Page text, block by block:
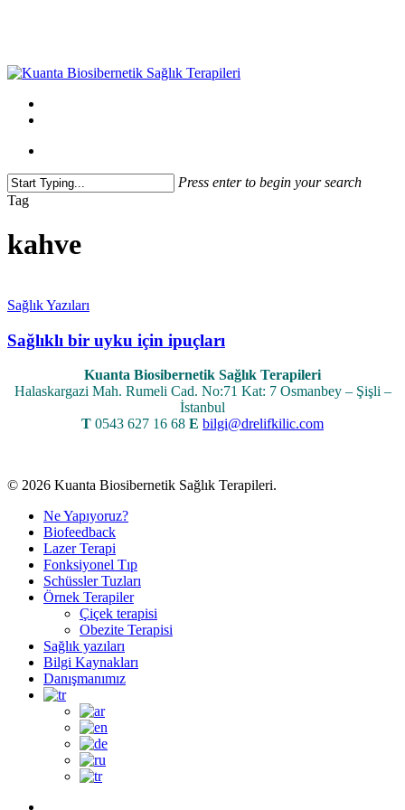
content
Menu
Press enter to begin your search
Close
Tag
kahve
Sağlık Yazıları
Sağlıklı bir uyku için ipuçları
Kuanta Biosibernetik Sağlık Terapileri
Halaskargazi Mah. Rumeli Cad. No:71 Kat: 7 Osmanbey – Şişli –
İstanbul
T 0543 627 16 68 E bilgi@drelifkilic.com
© 2026 Kuanta Biosibernetik Sağlık Terapileri.
Close
Menu
Ne Yapıyoruz?
Biofeedback
Lazer Terapi
Fonksiyonel Tıp
Schüssler Tuzları
Örnek Terapiler
Çiçek terapisi
Obezite Terapisi
Sağlık yazıları
Bilgi Kaynakları
Danışmanımız